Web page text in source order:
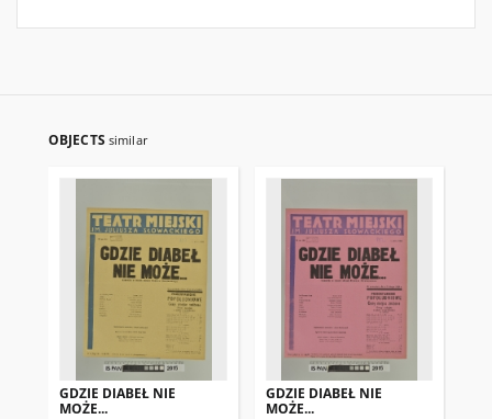
OBJECTS similar
GDZIE DIABEŁ NIE
MOŻE...
GDZIE DIABEŁ NIE
MOŻE...